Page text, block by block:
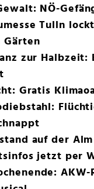
NÖ-
Tulln
Gärten
zur Halbzeit:
Gratis
auf der Alm
jetzt per